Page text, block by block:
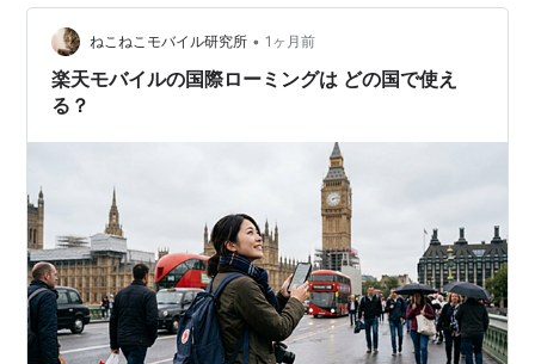
ねこねこモバイル研究所 • 1ヶ月前
楽天モバイルの国際ローミングは どの国で使え
る？